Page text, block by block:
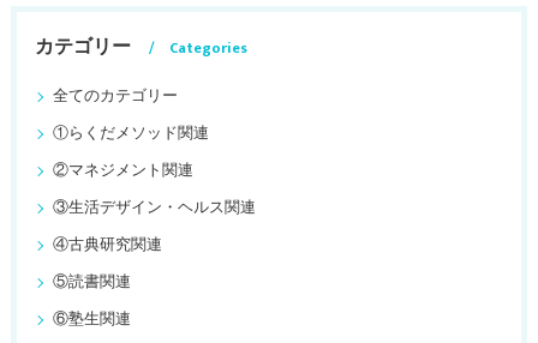
カテゴリー
Categories
全てのカテゴリー
①らくだメソッド関連
②マネジメント関連
③生活デザイン・ヘルス関連
④古典研究関連
⑤読書関連
⑥塾生関連